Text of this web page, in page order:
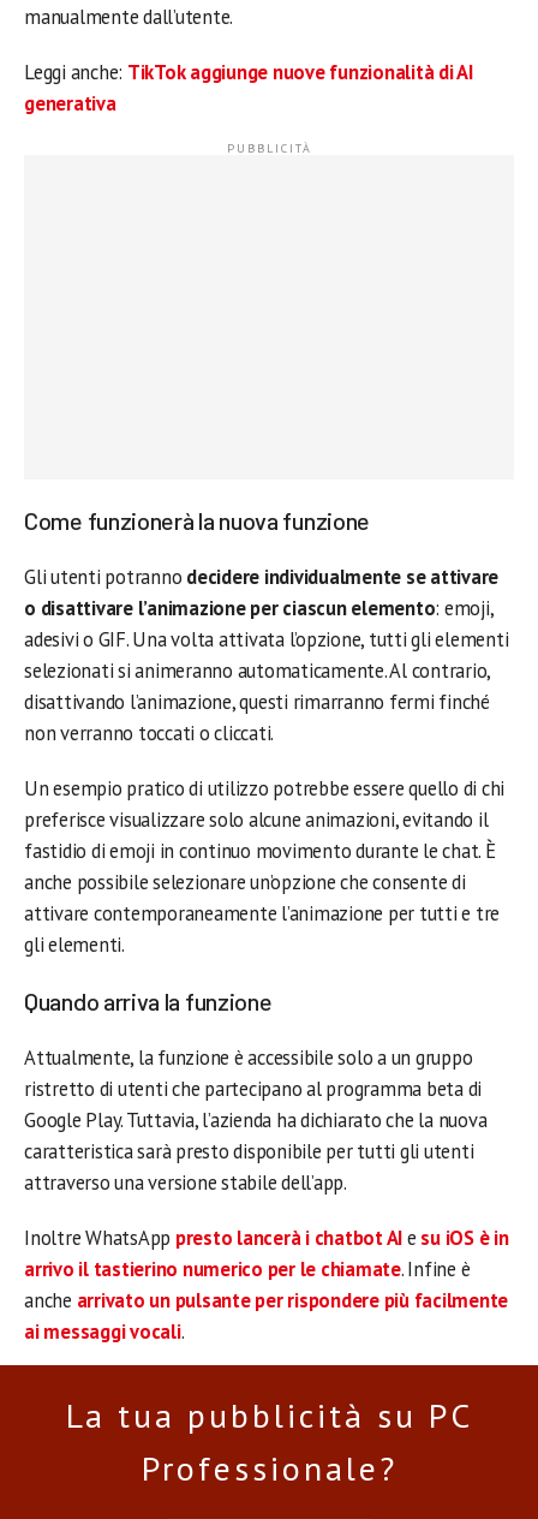
manualmente dall’utente.
Leggi anche: TikTok aggiunge nuove funzionalità di AI
generativa
Come funzionerà la nuova funzione
Gli utenti potranno decidere individualmente se attivare
o disattivare l’animazione per ciascun elemento: emoji,
adesivi o GIF. Una volta attivata l’opzione, tutti gli elementi
selezionati si animeranno automaticamente. Al contrario,
disattivando l’animazione, questi rimarranno fermi finché
non verranno toccati o cliccati.
Un esempio pratico di utilizzo potrebbe essere quello di chi
preferisce visualizzare solo alcune animazioni, evitando il
fastidio di emoji in continuo movimento durante le chat. È
anche possibile selezionare un’opzione che consente di
attivare contemporaneamente l’animazione per tutti e tre
gli elementi.
Quando arriva la funzione
Attualmente, la funzione è accessibile solo a un gruppo
ristretto di utenti che partecipano al programma beta di
Google Play. Tuttavia, l’azienda ha dichiarato che la nuova
caratteristica sarà presto disponibile per tutti gli utenti
attraverso una versione stabile dell’app.
Inoltre WhatsApp presto lancerà i chatbot AIe su iOS è in
arrivo il tastierino numerico per le chiamate. Infine è
anche arrivato un pulsante per rispondere più facilmente
ai messaggi vocali.
La tua pubblicità su PC
Professionale?